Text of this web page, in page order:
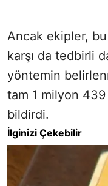
Ancak ekipler,
karşı da tedbirli
yöntemin
tam 1 milyon
bildirdi.